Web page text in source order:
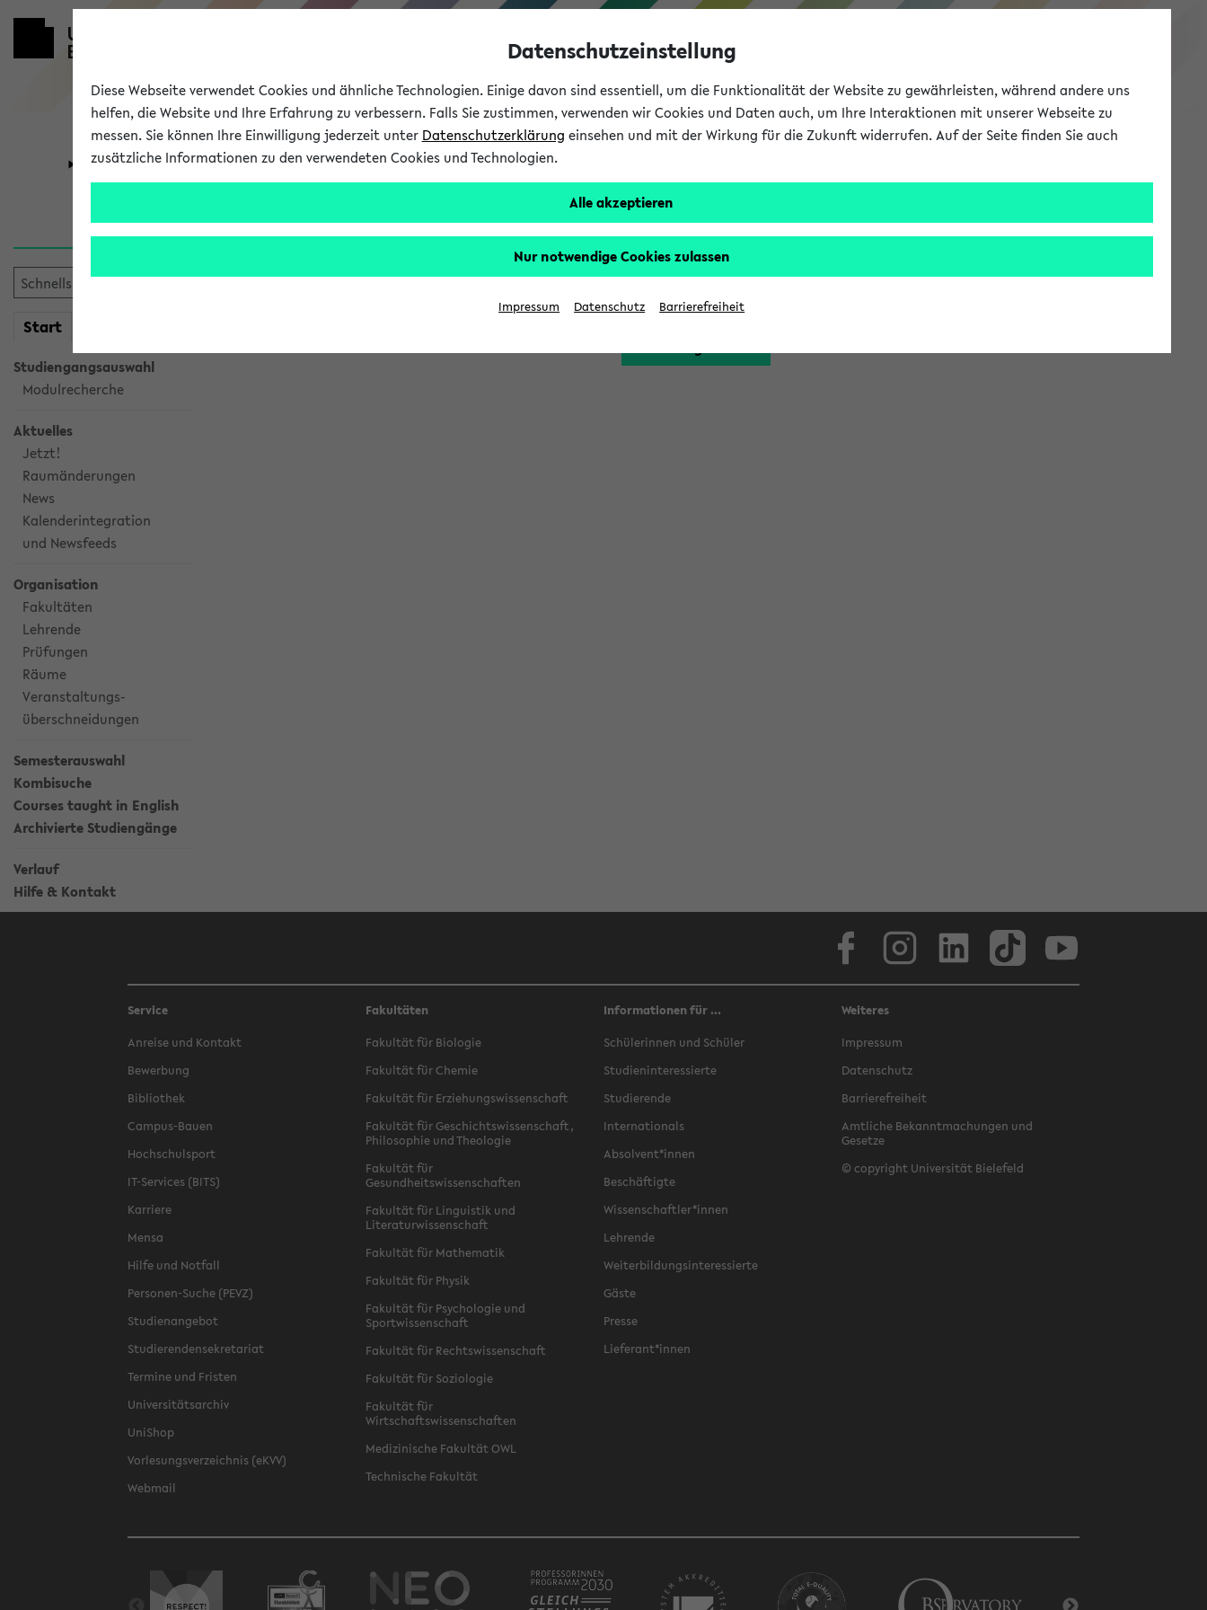
eKVV
Universität Forschung Studium
Start
Studiengangsauswahl
Modulrecherche
Aktuelles
Jetzt!
Raumänderungen
News
Kalenderintegration
und Newsfeeds
Organisation
Fakultäten
Lehrende
Prüfungen
Räume
Veranstaltungs-
überschneidungen
Semesterauswahl
Kombisuche
Courses taught in English
Archivierte Studiengänge
Verlauf
Hilfe & Kontakt
Sie möchten auf eine eKVV Funktion zugreifen, die Ihnen erst nach einer Anmeldung am System zur Verfügung steht.
Bitte melden Sie sich an:
Service
Anreise und Kontakt
Bewerbung
Bibliothek
Campus-Bauen
Hochschulsport
IT-Services (BITS)
Karriere
Mensa
Hilfe und Notfall
Personen-Suche (PEVZ)
Studienangebot
Studierendensekretariat
Termine und Fristen
Universitätsarchiv
UniShop
Vorlesungsverzeichnis (eKVV)
Webmail
Fakultäten
Fakultät für Biologie
Fakultät für Chemie
Fakultät für Erziehungswissenschaft
Fakultät für Geschichtswissenschaft,
Philosophie und Theologie
Fakultät für
Gesundheitswissenschaften
Fakultät für Linguistik und
Literaturwissenschaft
Fakultät für Mathematik
Fakultät für Physik
Fakultät für Psychologie und
Sportwissenschaft
Fakultät für Rechtswissenschaft
Fakultät für Soziologie
Fakultät für
Wirtschaftswissenschaften
Medizinische Fakultät OWL
Technische Fakultät
Informationen für ...
Schülerinnen und Schüler
Studieninteressierte
Studierende
Internationals
Absolvent*innen
Beschäftigte
Wissenschaftler*innen
Lehrende
Weiterbildungsinteressierte
Gäste
Presse
Lieferant*innen
Weiteres
Impressum
Datenschutz
Barrierefreiheit
Amtliche Bekanntmachungen und
Gesetze
© copyright Universität Bielefeld
Datenschutzeinstellung
Diese Webseite verwendet Cookies und ähnliche Technologien. Einige davon sind essentiell, um die Funktionalität der Website zu gewährleisten, während andere uns
helfen, die Website und Ihre Erfahrung zu verbessern. Falls Sie zustimmen, verwenden wir Cookies und Daten auch, um Ihre Interaktionen mit unserer Webseite zu
messen. Sie können Ihre Einwilligung jederzeit unter Datenschutzerklärung einsehen und mit der Wirkung für die Zukunft widerrufen. Auf der Seite finden Sie auch
zusätzliche Informationen zu den verwendeten Cookies und Technologien.
Alle akzeptieren
Nur notwendige Cookies zulassen
Impressum Datenschutz Barrierefreiheit